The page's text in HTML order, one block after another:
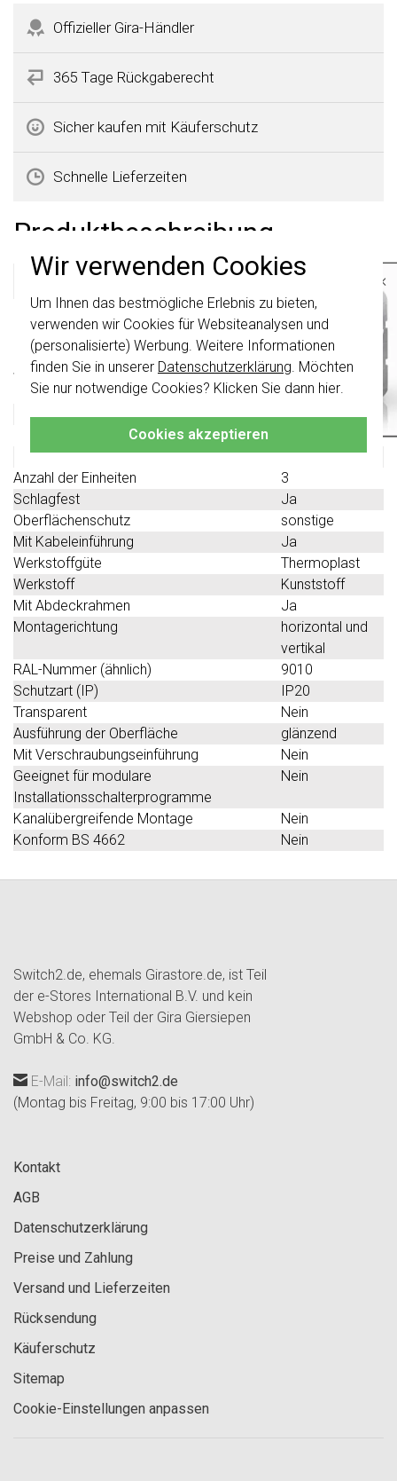
Wir verwenden Cookies
Um Ihnen das bestmögliche Erlebnis zu bieten,
verwenden wir Cookies für Websiteanalysen und
(personalisierte) Werbung. Weitere Informationen
finden Sie in unserer Datenschutzerklärung. Möchten
Sie nur notwendige Cookies? Klicken Sie dann hier.
Cookies akzeptieren
Offizieller Gira-Händler
365 Tage Rückgaberecht
Sicher kaufen mit Käuferschutz
Schnelle Lieferzeiten
Produktbeschreibung
Gira 0063112 Datenblatt
Technische Spezifikationen
Spezifikation
Wert
Zusammenstellung
Aufputzgehäuse
Farbe
weiß
Form
quadratisch
Anzahl der Einheiten
3
Schlagfest
Ja
Oberflächenschutz
sonstige
Mit Kabeleinführung
Ja
Werkstoffgüte
Thermoplast
Werkstoff
Kunststoff
Mit Abdeckrahmen
Ja
Montagerichtung
horizontal und
vertikal
RAL-Nummer (ähnlich)
9010
Schutzart (IP)
IP20
Transparent
Nein
Ausführung der Oberfläche
glänzend
Mit Verschraubungseinführung
Nein
Geeignet für modulare
Installationsschalterprogramme
Nein
Kanalübergreifende Montage
Nein
Konform BS 4662
Nein
Switch2.de, ehemals Girastore.de, ist Teil
der e-Stores International B.V. und kein
Webshop oder Teil der Gira Giersiepen
GmbH & Co. KG.
E-Mail: info@switch2.de
(Montag bis Freitag, 9:00 bis 17:00 Uhr)
Kontakt
AGB
Datenschutzerklärung
Preise und Zahlung
Versand und Lieferzeiten
Rücksendung
Käuferschutz
Sitemap
Cookie-Einstellungen anpassen
×
Wichtig: Gira Schalter und
Schalterwippen wurden erneuert. Sie sind
2024 kombinierbar.
Klicken Sie hier
für weitere Informationen,
damit Sie immer das Richtige bestellen.